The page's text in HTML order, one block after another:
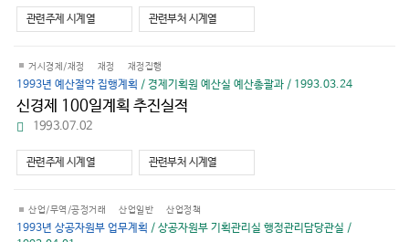
다
운
로
관련주제 시계열 관련부처 시계열
거시경제/재정 재정 재정집행
1993년 예산절약 집행계획 / 경제기획원 예산실 예산총괄과 / 1993.03.24
신경제 100일계획 추진실적
파
다
운
로
1993.07.02
관련주제 시계열 관련부처 시계열
산업/무역/공정거래 산업일반 산업정책
1993년 상공자원부 업무계획 / 상공자원부 기획관리실 행정관리담당관실 /